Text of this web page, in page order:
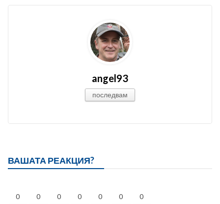
angel93
последвам
ВАШАТА РЕАКЦИЯ?
0 0 0 0 0 0 0